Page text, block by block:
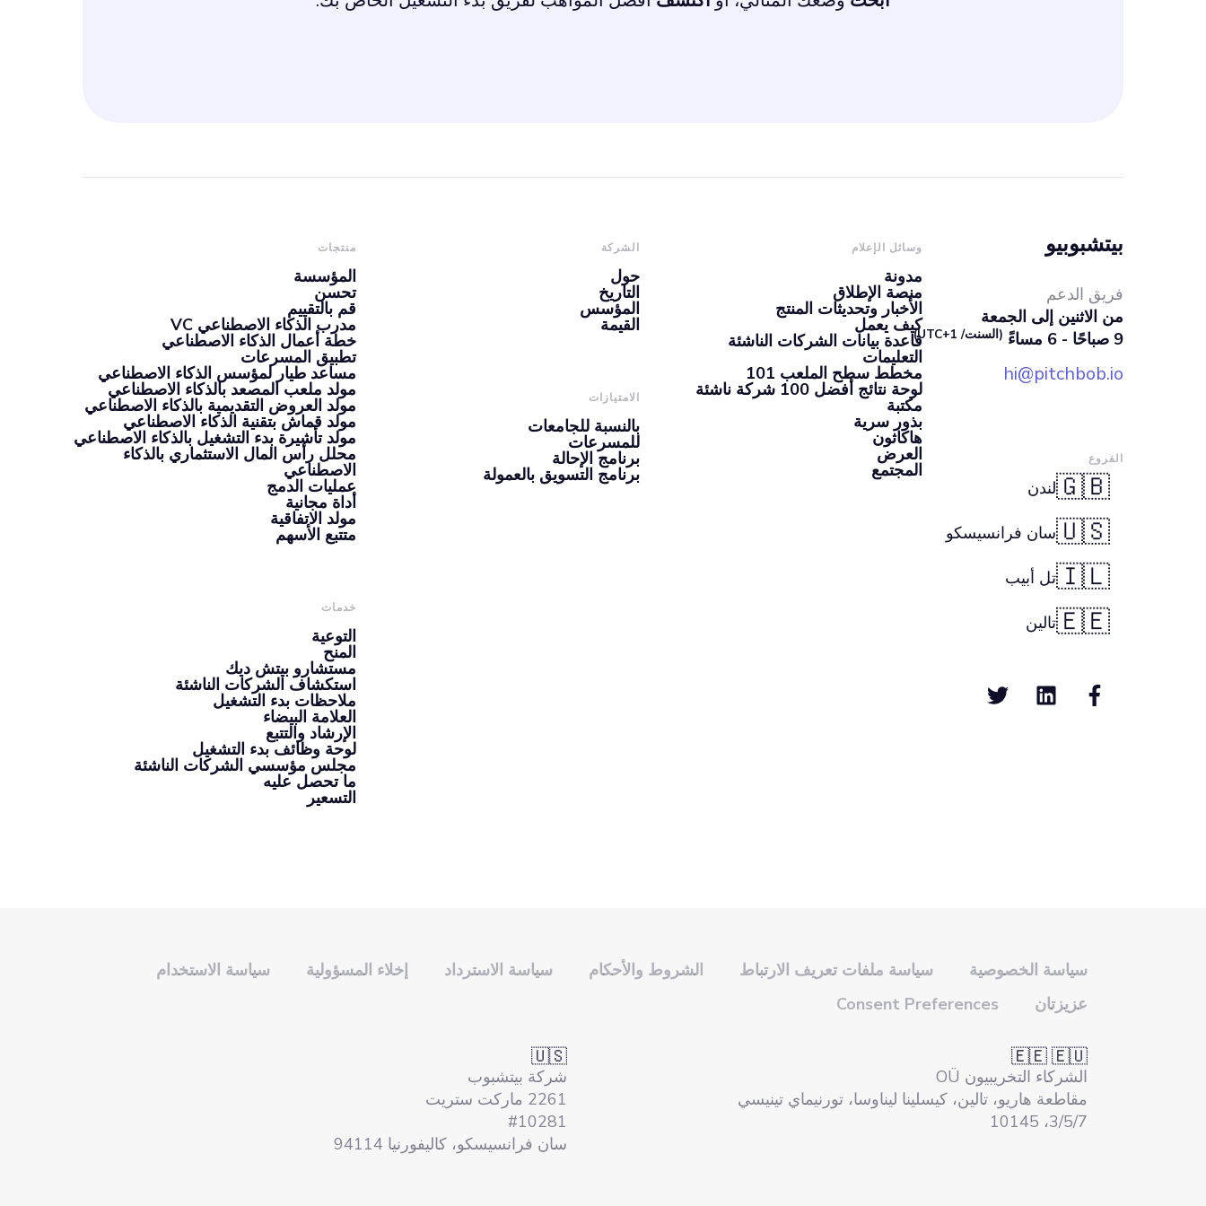
بيتشبوبيو
فريق الدعم
من الاثنين إلى الجمعة
9 صباحًا - 6 مساءً
(السنت/ UTC+1)
hi@pitchbob.io
الفروع
🇬🇧لندن
🇺🇸سان فرانسيسكو
🇮🇱تل أبيب
🇪🇪تالين
منتجات
المؤسسة
تحسن
قم بالتقييم
مدرب الذكاء الاصطناعي VC
خطة أعمال الذكاء الاصطناعي
تطبيق المسرعات
مساعد طيار لمؤسس الذكاء الاصطناعي
مولد ملعب المصعد بالذكاء الاصطناعي
مولد العروض التقديمية بالذكاء الاصطناعي
مولد قماش بتقنية الذكاء الاصطناعي
مولد تأشيرة بدء التشغيل بالذكاء الاصطناعي
محلل رأس المال الاستثماري بالذكاء
الاصطناعي
عمليات الدمج
أداة مجانية
مولد الاتفاقية
متتبع الأسهم
خدمات
التوعية
المنح
مستشارو بيتش ديك
استكشاف الشركات الناشئة
ملاحظات بدء التشغيل
العلامة البيضاء
الإرشاد والتتبع
لوحة وظائف بدء التشغيل
مجلس مؤسسي الشركات الناشئة
ما تحصل عليه
التسعير
الشركة
حول
التاريخ
المؤسس
القيمة
الامتيازات
بالنسبة للجامعات
للمسرعات
برنامج الإحالة
برنامج التسويق بالعمولة
وسائل الإعلام
مدونة
منصة الإطلاق
الأخبار وتحديثات المنتج
كيف يعمل
قاعدة بيانات الشركات الناشئة
التعليمات
مخطط سطح الملعب 101
لوحة نتائج أفضل 100 شركة ناشئة
مكتبة
بذور سرية
هاكاثون
العرض
المجتمع
سياسة الخصوصية سياسة ملفات تعريف الارتباط الشروط والأحكام سياسة الاسترداد إخلاء المسؤولية
سياسة الاستخدام
عزيزتان
Consent Preferences
🇪🇪 🇪🇺
الشركاء التخريبيون OÜ
مقاطعة هاريو، تالين، كيسلينا ليناوسا، تورنيماي تينيسي
3/5/7، 10145
🇺🇸
شركة بيتشبوب
2261 ماركت ستريت
#10281
سان فرانسيسكو، كاليفورنيا 94114